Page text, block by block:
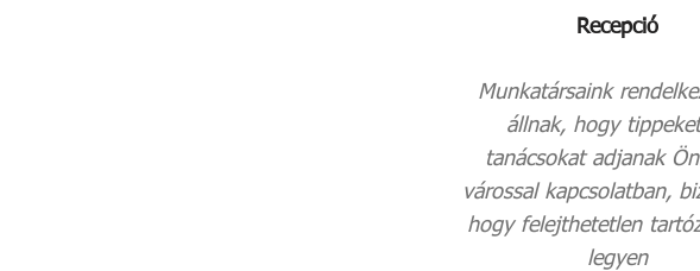
Recepció
Munkatársaink
állnak, hogy
tanácsokat adjanak
várossal kapcsolatban,
hogy felejthetetlen
legyen